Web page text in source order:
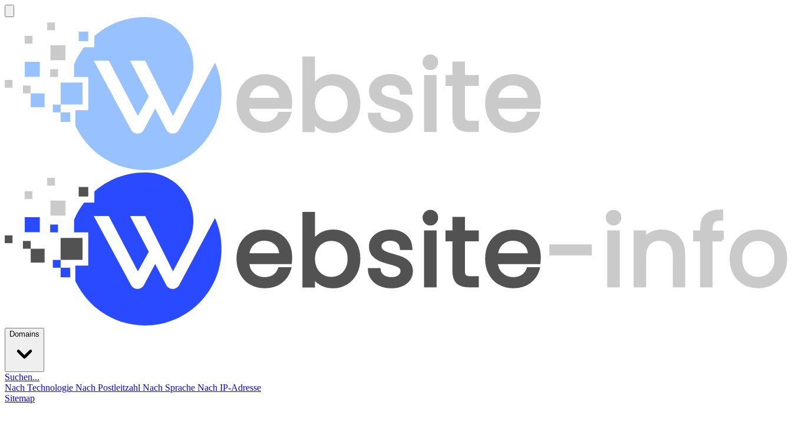
Domains
Suchen...
Nach Technologie Nach Postleitzahl Nach Sprache Nach IP-Adresse
Sitemap